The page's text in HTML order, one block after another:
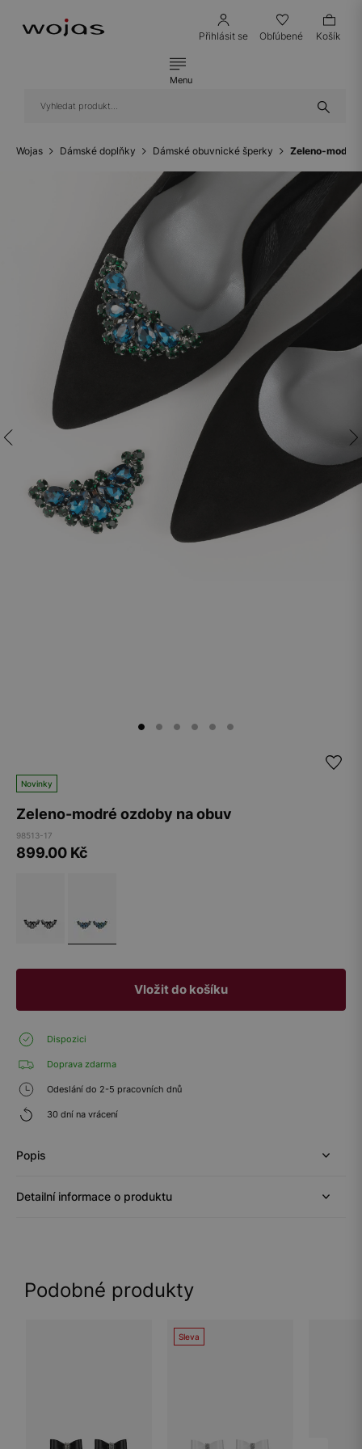
Přihlásit se Obľúbené Košík
Menu
Wojas Dámské doplňky Dámské obuvnické šperky Zeleno-modré
Novinky
Zeleno-modré ozdoby na obuv
98513-17
899.00 Kč
Vložit do košíku
Dispozici
Doprava zdarma
Odeslání do 2-5 pracovních dnů
30 dní na vrácení
Popis
Detailní informace o produktu
Podobné produkty
Sleva